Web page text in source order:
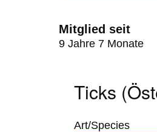
Mitglied seit
9 Jahre 7 Monate
Ticks
Art/Species